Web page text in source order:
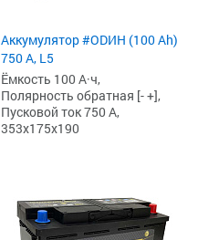
Аккумулятор #ODИH (100 Ah)
750 А, L5
Ёмкость 100 А·ч,
Полярность обратная [- +],
Пусковой ток 750 А,
353x175x190